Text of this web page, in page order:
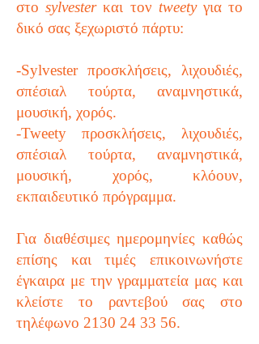
στοsylvesterκαι τον tweety για το
δικό σας ξεχωριστό πάρτυ:
-Sylvester προσκλήσεις, λιχουδιές,
σπέσιαλ τούρτα, αναμνηστικά,
μουσική, χορός.
-Tweety προσκλήσεις, λιχουδιές,
σπέσιαλ τούρτα, αναμνηστικά,
μουσική, χορός, κλόουν,
εκπαιδευτικό πρόγραμμα.
Για διαθέσιμες ημερομηνίες καθώς
επίσης και τιμές επικοινωνήστε
έγκαιρα με την γραμματεία μας και
κλείστε το ραντεβού σας στο
τηλέφωνο 2130 24 33 56.